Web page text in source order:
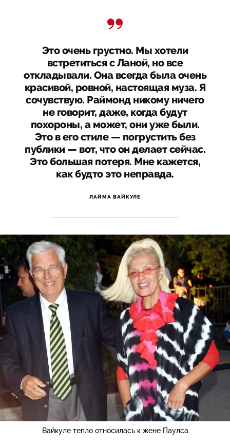
Это очень грустно. Мы хотели
встретиться с Ланой, но все
откладывали. Она всегда была очень
красивой, ровной, настоящая муза. Я
сочувствую. Раймонд никому ничего
не говорит, даже, когда будут
похороны, а может, они уже были.
Это в его стиле — погрустить без
публики — вот, что он делает сейчас.
Это большая потеря. Мне кажется,
как будто это неправда.
ЛАЙМА ВАЙКУЛЕ
Вайкуле тепло относилась к жене Паулса